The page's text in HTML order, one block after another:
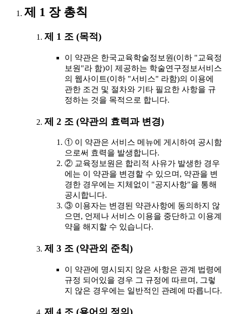
제 1 장 총칙
제 1 조 (목적)
이 약관은 한국교육학술정보원(이하 "교육정
보원"라 함)이 제공하는 학술연구정보서비스
의 웹사이트(이하 "서비스" 라함)의 이용에
관한 조건 및 절차와 기타 필요한 사항을 규
정하는 것을 목적으로 합니다.
제 2 조 (약관의 효력과 변경)
① 이 약관은 서비스 메뉴에 게시하여 공시함
으로써 효력을 발생합니다.
② 교육정보원은 합리적 사유가 발생한 경우
에는 이 약관을 변경할 수 있으며, 약관을 변
경한 경우에는 지체없이 "공지사항"을 통해
공시합니다.
③ 이용자는 변경된 약관사항에 동의하지 않
으면, 언제나 서비스 이용을 중단하고 이용계
약을 해지할 수 있습니다.
제 3 조 (약관외 준칙)
이 약관에 명시되지 않은 사항은 관계 법령에
규정 되어있을 경우 그 규정에 따르며, 그렇
지 않은 경우에는 일반적인 관례에 따릅니다.